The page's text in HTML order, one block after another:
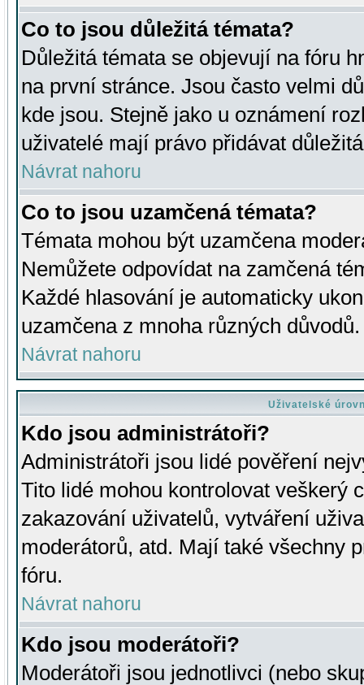
Co to jsou důležitá témata?
Důležitá témata se objevují na fóru
na první stránce. Jsou často velmi
kde jsou. Stejně jako u oznámení
uživatelé mají právo přidávat
Návrat nahoru
Co to jsou uzamčená témata?
Témata mohou být uzamčena
Nemůžete odpovídat na zamčená
Každé hlasování je automaticky
uzamčena z mnoha různých důvodů.
Návrat nahoru
Uživatelské
Kdo jsou administrátoři?
Administrátoři jsou lidé pověření
Tito lidé mohou kontrolovat veškerý
zakazování uživatelů, vytváření
moderátorů, atd. Mají také všechny
fóru.
Návrat nahoru
Kdo jsou moderátoři?
Moderátoři jsou jednotlivci (nebo